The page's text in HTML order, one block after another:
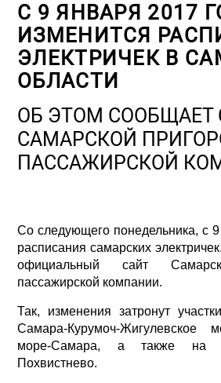
С 9 ЯНВАРЯ 2017
ИЗМЕНИТСЯ
ЭЛЕКТРИЧЕК В
ОБЛАСТИ
ОБ ЭТОМ СООБЩАЕТ
САМАРСКОЙ
ПАССАЖИРСКОЙ
Со следующего понедельника, с
расписания самарских
официальный сайт
пассажирской компании.
Так, изменения затронут
Самара-Курумоч-Жигулевское
море-Самара, а также на
Похвистнево.